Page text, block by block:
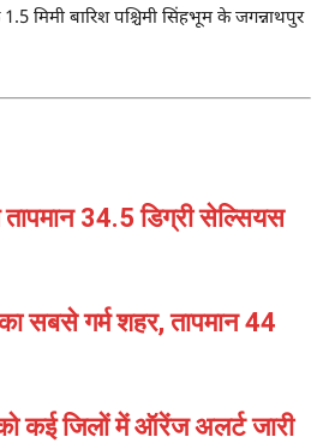
मिमी बारिश पश्चिमी सिंहभूम के जगन्नाथपुर
34.5 डिग्री सेल्सियस
सबसे गर्म शहर, तापमान 44
कई जिलों में ऑरेंज अलर्ट जारी